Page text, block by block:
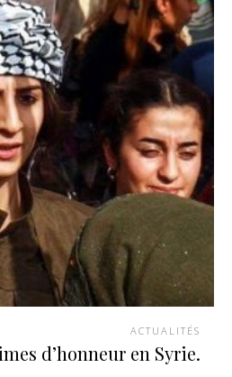
ACTUALITÉS
d’honneur en Syrie.